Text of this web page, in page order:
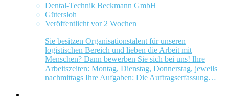
Dental-Technik Beckmann GmbH
Gütersloh
Veröffentlicht vor 2 Wochen
Sie besitzen Organisationstalent für unseren
logistischen Bereich und lieben die Arbeit mit
Menschen? Dann bewerben Sie sich bei uns! Ihre
Arbeitszeiten: Montag, Dienstag, Donnerstag, jeweils
nachmittags Ihre Aufgaben: Die Auftragserfassung…